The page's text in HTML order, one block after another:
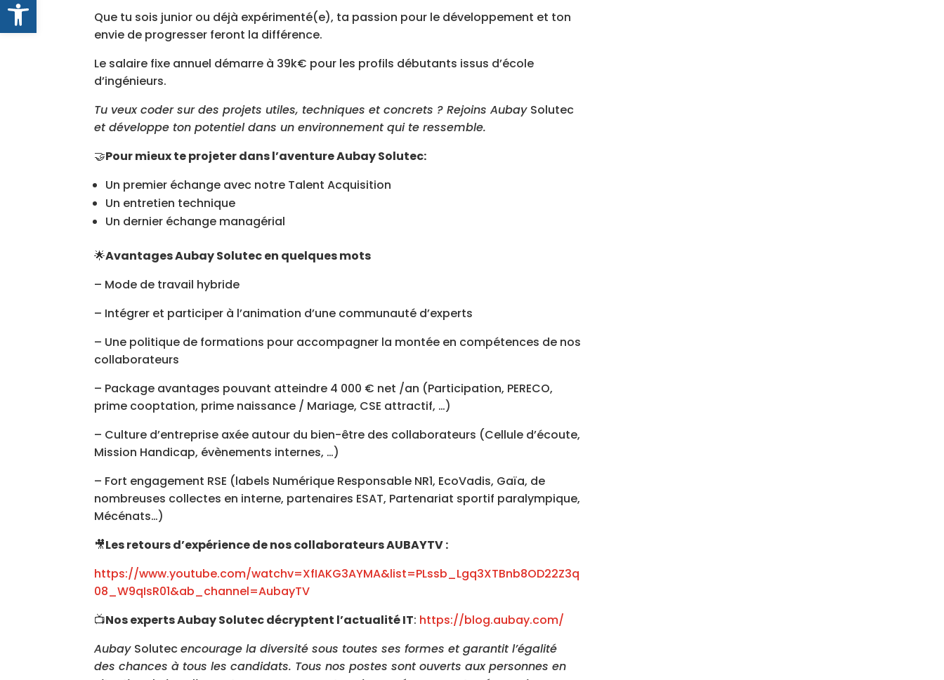
Que tu sois junior ou déjà expérimenté(e), ta passion pour le développement et ton
envie de progresser feront la différence.
Le salaire fixe annuel démarre à 39k€ pour les profils débutants issus d’école
d’ingénieurs.
Tu veux coder sur des projets utiles, techniques et concrets ? Rejoins Aubay Solutec
et développe ton potentiel dans un environnement qui te ressemble.
🤝Pour mieux te projeter dans l’aventure Aubay Solutec:
Un premier échange avec notre Talent Acquisition
Un entretien technique
Un dernier échange managérial
🌟Avantages Aubay Solutec en quelques mots
– Mode de travail hybride
– Intégrer et participer à l’animation d’une communauté d’experts
– Une politique de formations pour accompagner la montée en compétences de nos
collaborateurs
– Package avantages pouvant atteindre 4 000 € net /an (Participation, PERECO,
prime cooptation, prime naissance / Mariage, CSE attractif, …)
– Culture d’entreprise axée autour du bien-être des collaborateurs (Cellule d’écoute,
Mission Handicap, évènements internes, …)
– Fort engagement RSE (labels Numérique Responsable NR1, EcoVadis, Gaïa, de
nombreuses collectes en interne, partenaires ESAT, Partenariat sportif paralympique,
Mécénats…)
🎥Les retours d’expérience de nos collaborateurs AUBAYTV:
https://www.youtube.com/watchv=XfIAKG3AYMA&list=PLssb_Lgq3XTBnb8OD22Z3q
08_W9qIsR01&ab_channel=AubayTV
📺Nos experts Aubay Solutec décryptent l’actualité IT: https://blog.aubay.com/
Aubay Solutecencourage la diversité sous toutes ses formes et garantit l’égalité
des chances à tous les candidats. Tous nos postes sont ouverts aux personnes en